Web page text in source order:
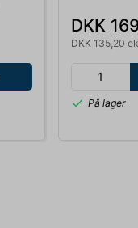
DKK
DKK 135,20
På lager